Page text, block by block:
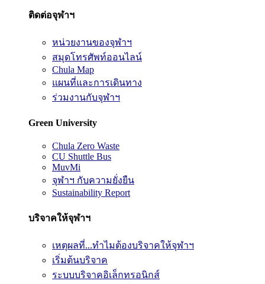
ติดต่อจุฬาฯ
หน่วยงานของจุฬาฯ
สมุดโทรศัพท์ออนไลน์
Chula Map
แผนที่และการเดินทาง
ร่วมงานกับจุฬาฯ
Green University
Chula Zero Waste
CU Shuttle Bus
MuvMi
จุฬาฯ กับความยั่งยืน
Sustainability Report
บริจาคให้จุฬาฯ
เหตุผลที่...ทำไมต้องบริจาคให้จุฬาฯ
เริ่มต้นบริจาค
ระบบบริจาคอิเล็กทรอนิกส์